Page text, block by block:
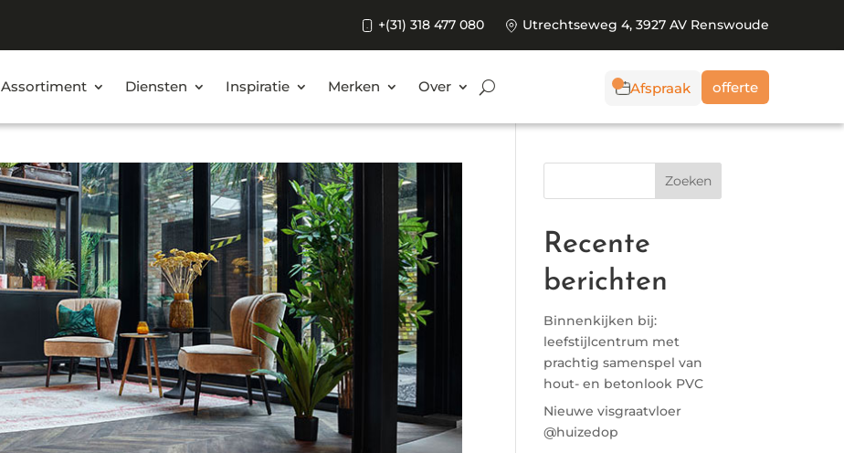
+(31) 318 477 080 Utrechtseweg 4, 3927 AV Renswoude
Assortiment Diensten Inspiratie Merken Over Afspraak offerte
Recente
berichten
Binnenkijken bij:
leefstijlcentrum met
prachtig samenspel van
hout- en betonlook PVC
Nieuwe visgraatvloer
@huizedop